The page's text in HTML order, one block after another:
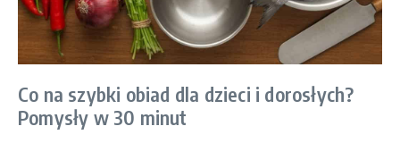
Co na szybki obiad dla dzieci i dorosłych?
Pomysły w 30 minut